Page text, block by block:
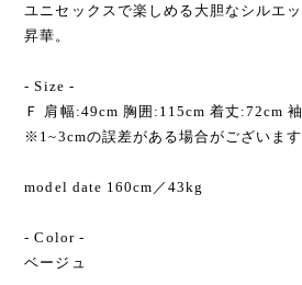
ユニセックスで楽しめる大胆なシルエ
昇華。
- Size -
Ｆ 肩幅:49cm 胸囲:115cm 着丈:72cm
※1~3cmの誤差がある場合がございます
model date 160cm／43kg
- Color -
ベージュ